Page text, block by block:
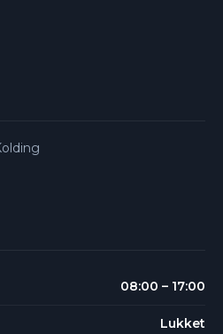
08:00 – 17:00
Lukket